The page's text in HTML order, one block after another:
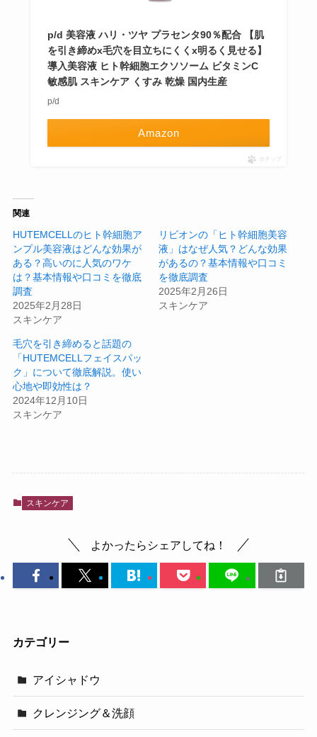
p/d 美容液 ハリ・ツヤ プラセンタ90％配合 【肌
を引き締めx毛穴を目立ちにくくx明るく見せる】
導入美容液 ヒト幹細胞エクソソーム ビタミンC
敏感肌 スキンケア くすみ 乾燥 国内生産
p/d
Amazon
ポチップ
関連
HUTEMCELLのヒト幹細胞ア
ンプル美容液はどんな効果が
ある？高いのに人気のワケ
は？基本情報や口コミを徹底
調査
2025年2月28日
スキンケア
リビオンの「ヒト幹細胞美容
液」はなぜ人気？どんな効果
があるの？基本情報や口コミ
を徹底調査
2025年2月26日
スキンケア
毛穴を引き締めると話題の
「HUTEMCELLフェイスパッ
ク」について徹底解説。使い
心地や即効性は？
2024年12月10日
スキンケア
スキンケア
よかったらシェアしてね！
カテゴリー
アイシャドウ
クレンジング＆洗顔